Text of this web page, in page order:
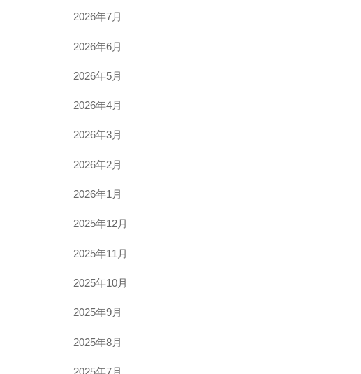
2026年7月
2026年6月
2026年5月
2026年4月
2026年3月
2026年2月
2026年1月
2025年12月
2025年11月
2025年10月
2025年9月
2025年8月
2025年7月